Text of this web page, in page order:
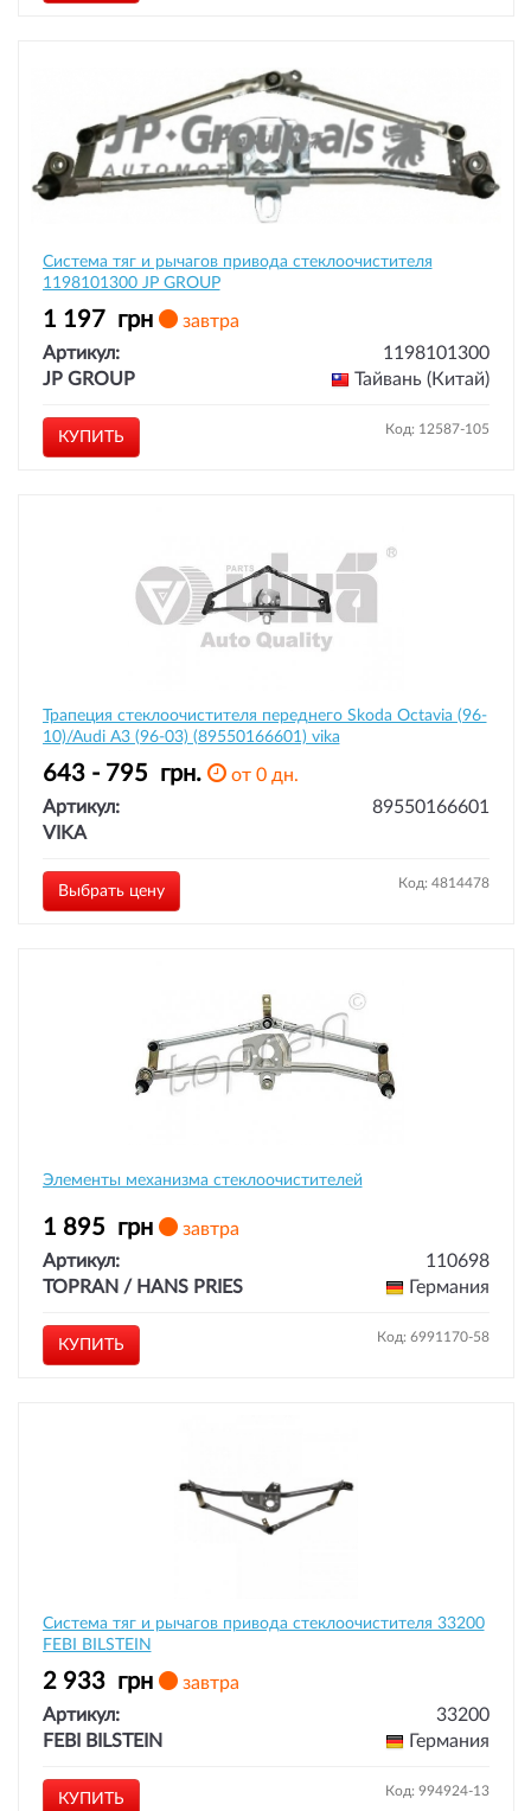
Система тяг и рычагов привода стеклоочистителя
1198101300 JP GROUP
1 197 грн
завтра
Артикул:
1198101300
JP GROUP
Тайвань (Китай)
КУПИТЬ Код: 12587-105
Трапеция стеклоочистителя переднего Skoda Octavia (96-
10)/Audi A3 (96-03) (89550166601) vika
643 - 795 грн.
от 0 дн.
Артикул:
89550166601
VIKA
Выбрать цену Код: 4814478
Элементы механизма стеклоочистителей
1 895 грн
завтра
Артикул:
110698
TOPRAN / HANS PRIES
Германия
КУПИТЬ Код: 6991170-58
Система тяг и рычагов привода стеклоочистителя 33200
FEBI BILSTEIN
2 933 грн
завтра
Артикул:
33200
FEBI BILSTEIN
Германия
КУПИТЬ Код: 994924-13